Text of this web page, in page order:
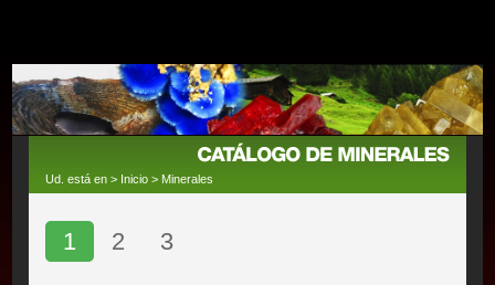
Ud. está en > Inicio > Minerales
1 2 3